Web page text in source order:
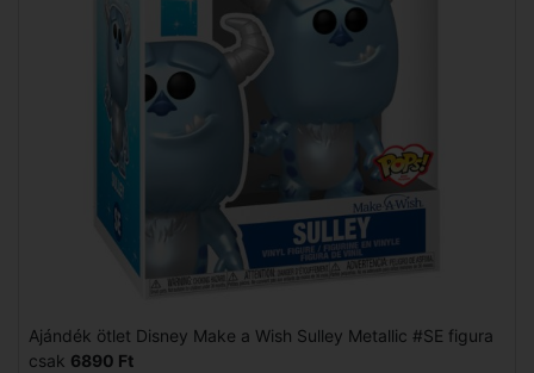
Ajándék ötlet Disney Make a Wish Sulley Metallic #SE figura
csak 6890 Ft